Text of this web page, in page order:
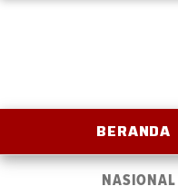
BERANDA
NASIONAL